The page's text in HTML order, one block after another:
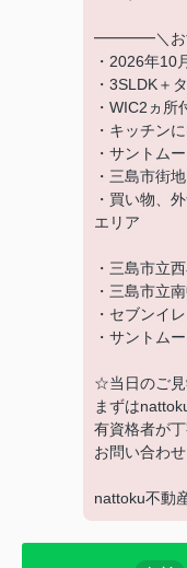
━━━━＼お
・2026年10
・3SLDK＋
・WIC2ヵ
・キッチン
・サントム
・三島市街
・買い物、
エリア
・三島市立
・三島市立
・セブンイ
・サントム
☆当日のご見
まずは
有資格者が
お問い合わ
nattoku不動